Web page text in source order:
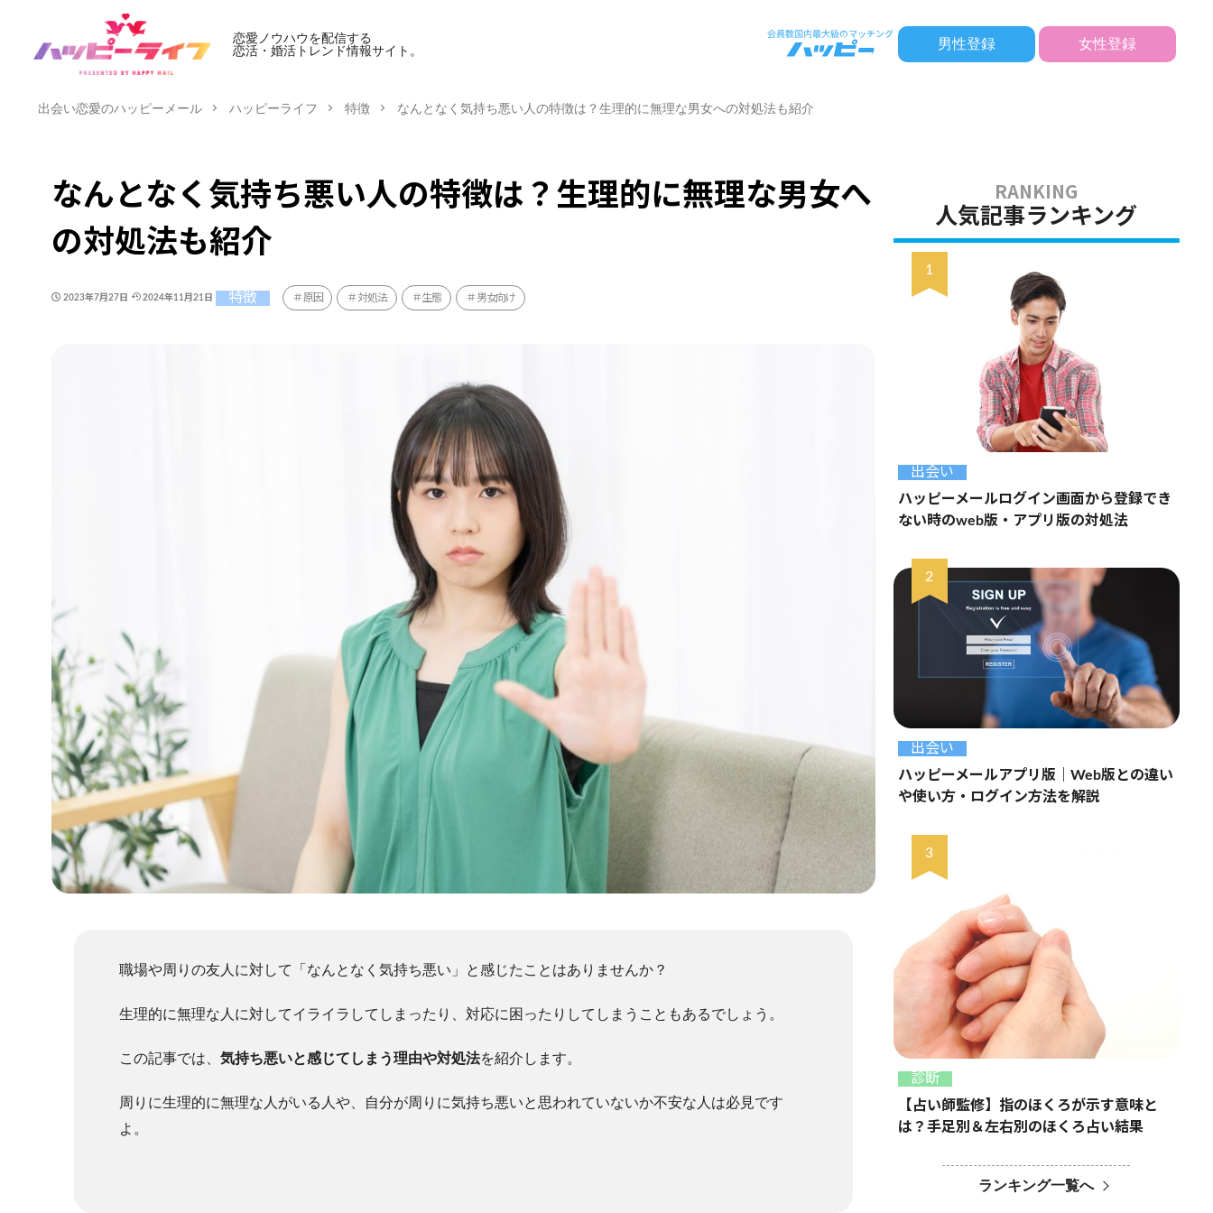
恋愛ノウハウを配信する
恋活・婚活トレンド情報サイト。
男性登録 女性登録
出会い恋愛のハッピーメール ハッピーライフ 特徴 なんとなく気持ち悪い人の特徴は？生理的に無理な男女への対処法も紹介
なんとなく気持ち悪い人の特徴は？生理的に無理な男女へ
の対処法も紹介
2023年7月27日 2024年11月21日 特徴 原因 対処法 生態 男女向け
職場や周りの友人に対して「なんとなく気持ち悪い」と感じたことはありませんか？
生理的に無理な人に対してイライラしてしまったり、対応に困ったりしてしまうこともあるでしょう。
この記事では、 気持ち悪いと感じてしまう理由や対処法を紹介します。
周りに生理的に無理な人がいる人や、自分が周りに気持ち悪いと思われていないか不安な人は必見です
よ。
人気記事ランキング
出会い
ハッピーメールログイン画面から登録でき
ない時のweb版・アプリ版の対処法
出会い
ハッピーメールアプリ版｜Web版との違い
や使い方・ログイン方法を解説
診断
【占い師監修】指のほくろが示す意味と
は？手足別＆左右別のほくろ占い結果
ランキング一覧へ